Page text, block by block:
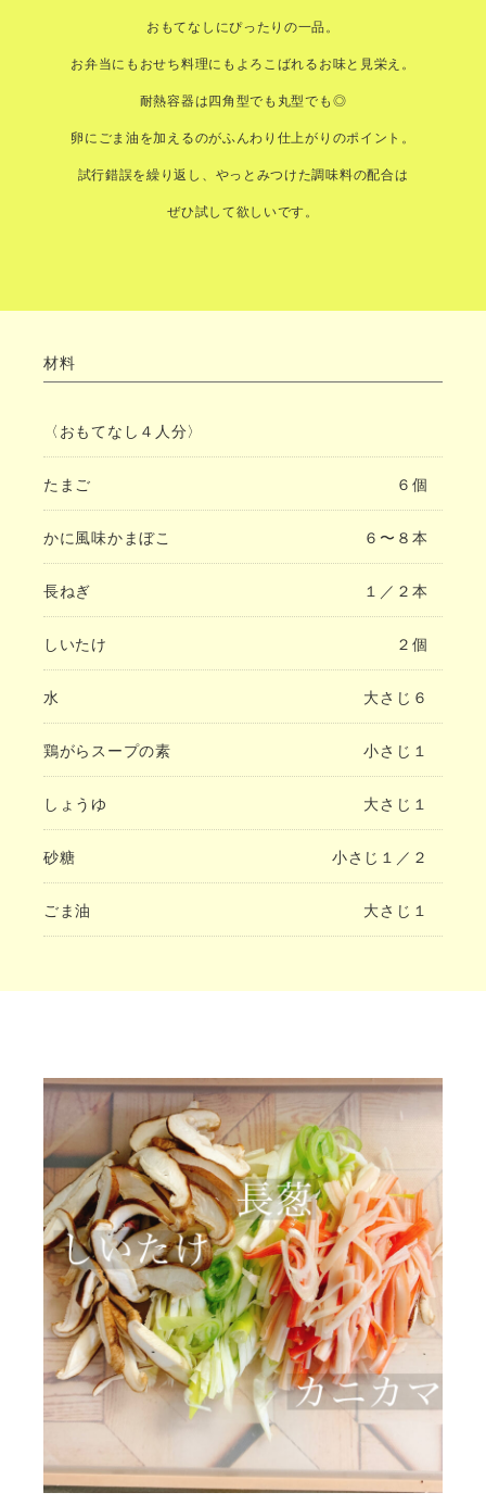
おもてなしにぴったりの一品。
お弁当にもおせち料理にもよろこばれるお味と見栄え。
耐熱容器は四角型でも丸型でも◎
卵にごま油を加えるのがふんわり仕上がりのポイント。
試行錯誤を繰り返し、やっとみつけた調味料の配合は
ぜひ試して欲しいです。
材料
〈おもてなし４人分〉
たまご ６個
かに風味かまぼこ ６〜８本
長ねぎ １／２本
しいたけ ２個
水 大さじ６
鶏がらスープの素 小さじ１
しょうゆ 大さじ１
砂糖 小さじ１／２
ごま油 大さじ１